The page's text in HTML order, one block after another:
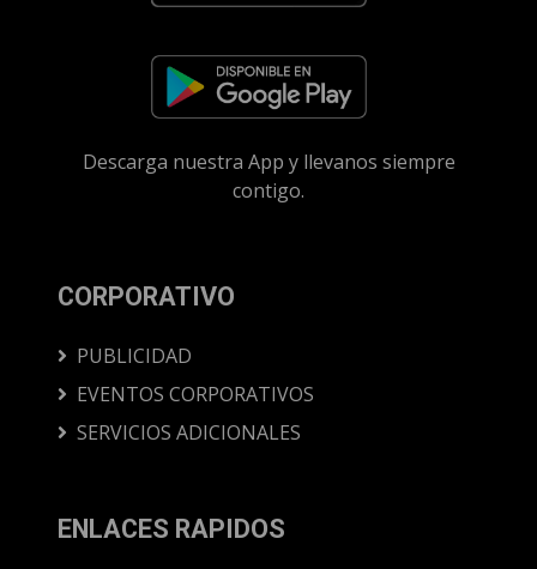
Descarga nuestra App y llevanos siempre
contigo.
CORPORATIVO
PUBLICIDAD
EVENTOS CORPORATIVOS
SERVICIOS ADICIONALES
ENLACES RAPIDOS